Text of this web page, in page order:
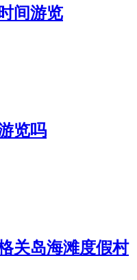
间游览
览吗
关岛海滩度假村